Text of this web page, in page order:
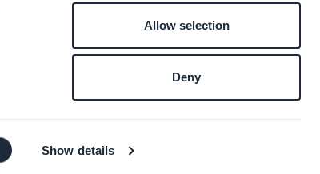
Show details
Allow selection
Deny